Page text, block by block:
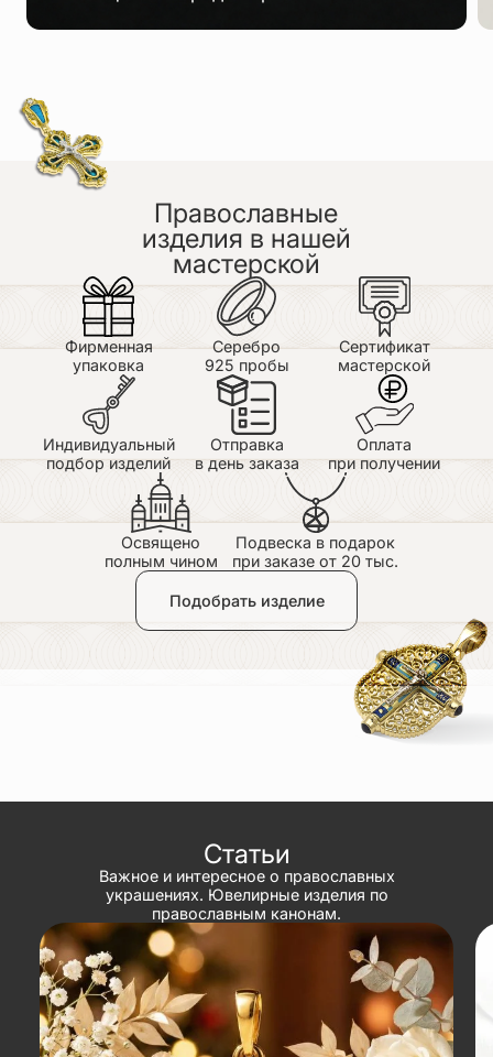
Православные
изделия в нашей
мастерской
Фирменная
упаковка
Серебро
925 пробы
Сертификат
мастерской
Индивидуальный
подбор изделий
Отправка
в день заказа
Оплата
при получении
Освящено
полным чином
Подвеска в подарок
при заказе от 20 тыс.
Подобрать изделие
Статьи
Важное и интересное о православных
украшениях. Ювелирные изделия по
православным канонам.